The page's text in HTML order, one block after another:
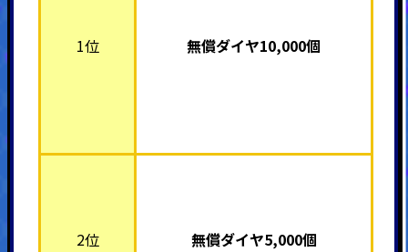
1位 無償ダイヤ10,000個
2位 無償ダイヤ5,000個